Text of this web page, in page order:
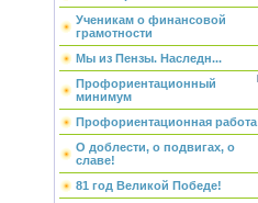
Ученикам о финансовой
грамотности
Мы из Пензы. Наследн...
Профориентационный
минимум
Профориентационная работа
О доблести, о подвигах, о
славе!
81 год Великой Победе!